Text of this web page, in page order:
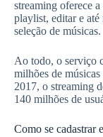
streaming oferece
playlist, editar e
seleção de músicas.
Ao todo, o serviço
milhões de
2017, o streaming
140 milhões de
Como se cadastrar